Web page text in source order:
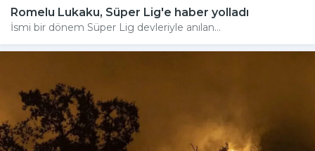
Romelu Lukaku, Süper Lig'e haber yolladı
İsmi bir dönem Süper Lig devleriyle anılan...